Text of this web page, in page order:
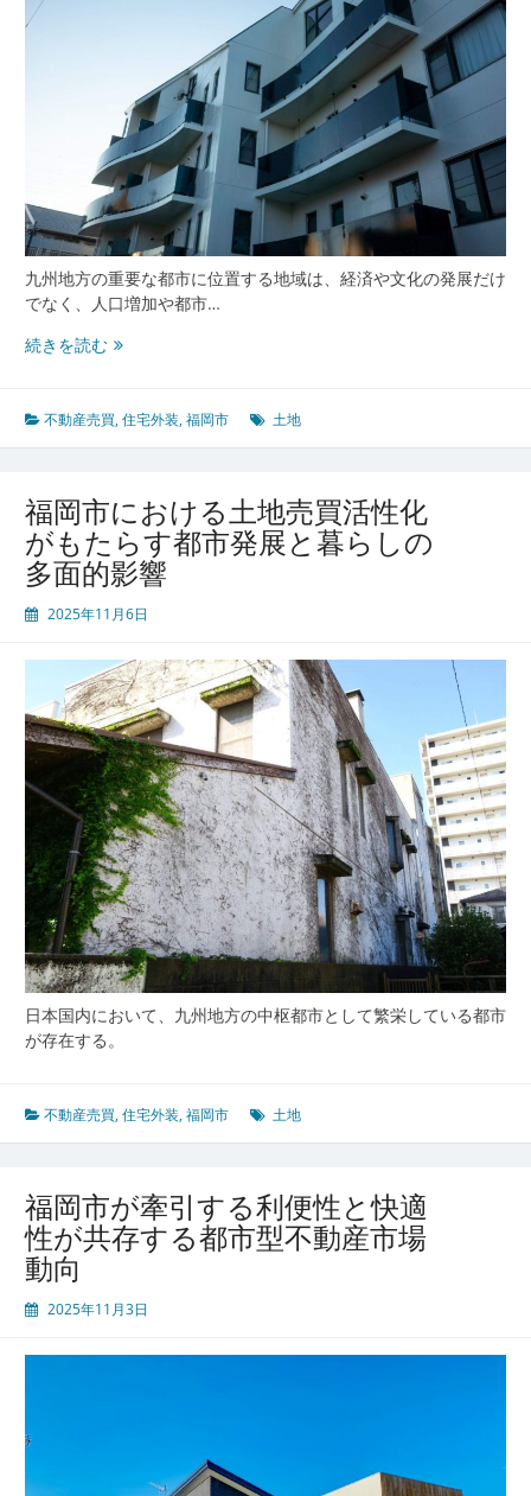
産
市
場
の
今
と
未
来
九州地方の重要な都市に位置する地域は、経済や文化の発展だけ
でなく、人口増加や都市…
続きを読む人
が
生
す
福
岡
市
不
産
市
場
の
多
層
的
価
値
と
新
た
な
資
産
戦
不動産売買,住宅外装,福岡市 土地
福岡市における土地売買活性化
がもたらす都市発展と暮らしの
多面的影響
2025年11月6日
日本国内において、九州地方の中枢都市として繁栄している都市
が存在する。
不動産売買,住宅外装,福岡市 土地
福岡市が牽引する利便性と快適
性が共存する都市型不動産市場
動向
2025年11月3日